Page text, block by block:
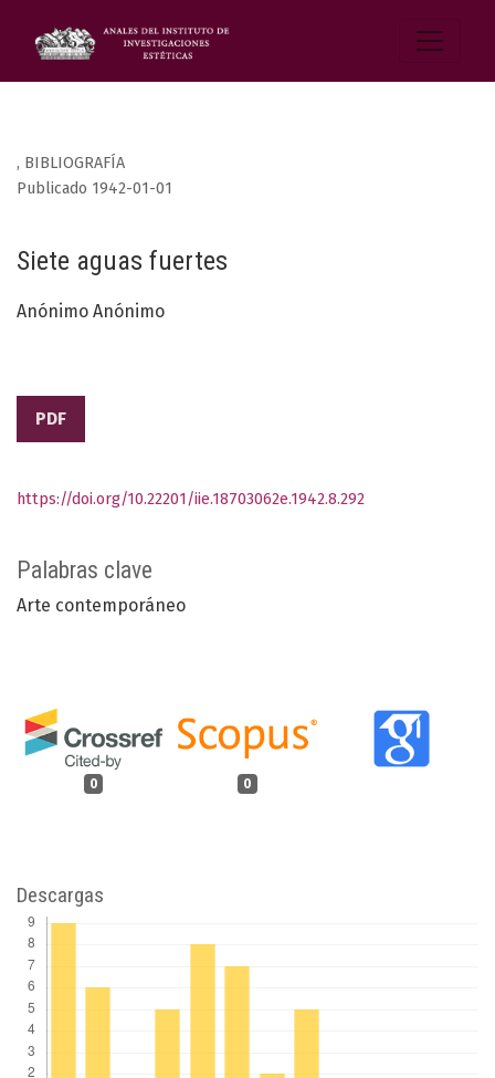
, BIBLIOGRAFÍA
Siete aguas fuertes
Publicado 1942-01-01
Anónimo Anónimo
PDF
Palabras clave
Arte contemporáneo
0 0
https://doi.org/10.22201/iie.18703062e.1942.8.292
Descargas